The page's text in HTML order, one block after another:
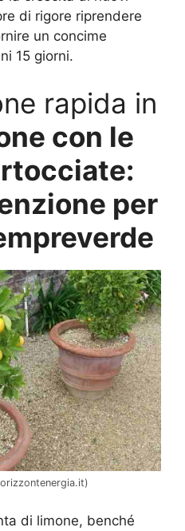
di rigore riprendere
un concime
15 giorni.
rapida in
con le
per
di limone, benché